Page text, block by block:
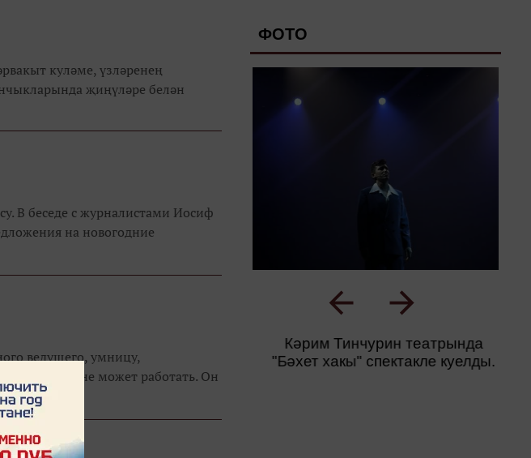
куләме, үзләренең
җиңүләре белән
В беседе с журналистами Иосиф
на новогодние
ведущего, умницу,
борется, он не может работать. Он
ФОТО
Кәрим Тинчурин театрында
"Бәхет хакы" спектакле куелды.